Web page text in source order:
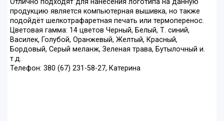
Отлично подходят для нанесения логотипа на данную
продукцию является компьютерная вышивка, но также
подойдёт шелкотрафаретная печать или термоперенос.
Цветовая гамма: 14 цветов Черный, Белый, Т. синий,
Василек, Голубой, Оранжевый, Желтый, Красный,
Бордовый, Серый меланж, Зеленая трава, Бутылочный и.
т.д.
Телефон: 380 (67) 231-58-27, Катерина